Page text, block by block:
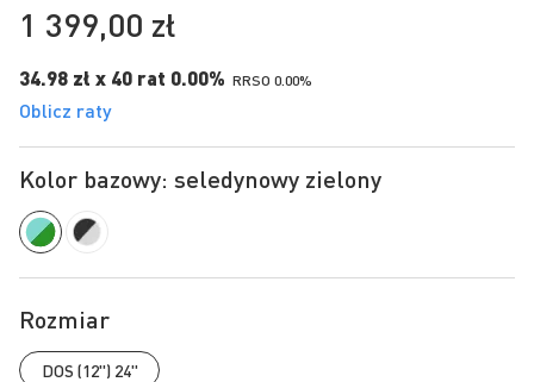
Kolor bazowy: seledynowy zielony
Rozmiar
DOS (12") 24"
1 399,00 zł
34.98 zł x 40 rat 0.00% RRSO 0.00%
Oblicz raty